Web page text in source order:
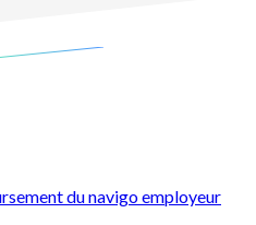
du navigo employeur